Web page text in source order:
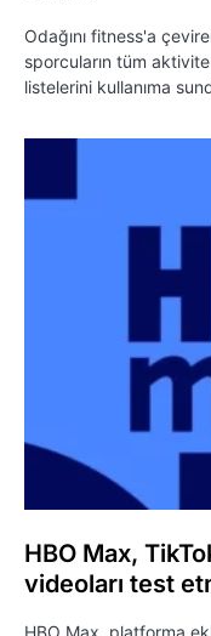
Odağını fitness'a
sporcuların tüm
listelerini kullanıma
HBO Max,
videoları test
HBO Max, platforma